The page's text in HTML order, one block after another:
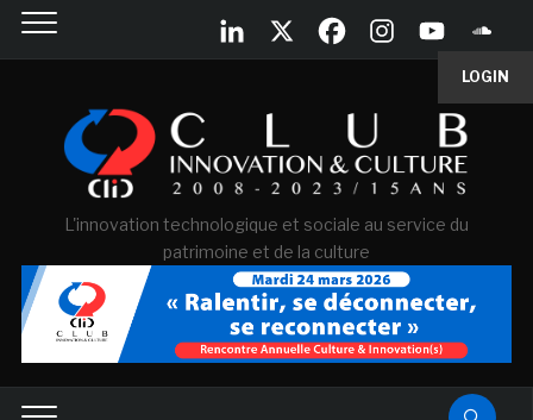
LOGIN
L'innovation technologique et sociale au service du
patrimoine et de la culture